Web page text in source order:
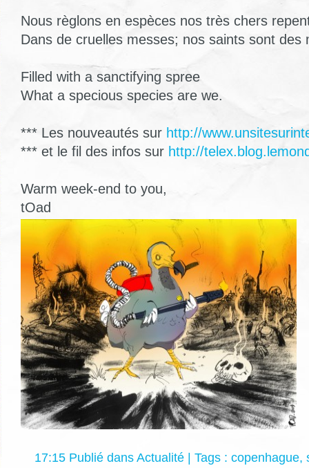
Nous règlons en espèces nos très chers
Dans de cruelles messes; nos saints sont des
Filled with a sanctifying spree
What a specious species are we.
*** Les nouveautés sur http://
*** et le fil des infos sur http://
Warm week-end to you,
tOad
17:15 Publié dans Actualité | Tags : copenhague,